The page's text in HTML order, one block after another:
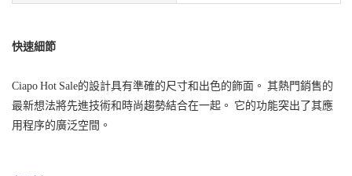
快速細節
Ciapo Hot Sale的設計具有準確的尺寸和出色的飾面。 其熱門銷售的
最新想法將先進技術和時尚趨勢結合在一起。 它的功能突出了其應
用程序的廣泛空間。